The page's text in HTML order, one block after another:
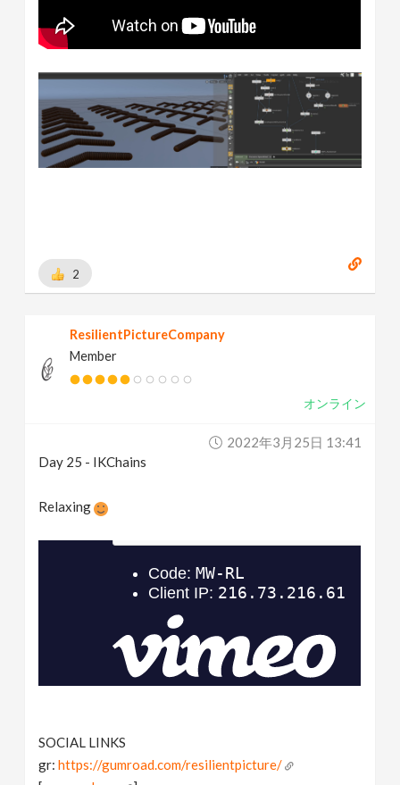
2
ResilientPictureCompany
Member
オンライン
2022年3月25日 13:41
Day 25 - IKChains
Relaxing
SOCIAL LINKS
gr:https://gumroad.com/resilientpicture/